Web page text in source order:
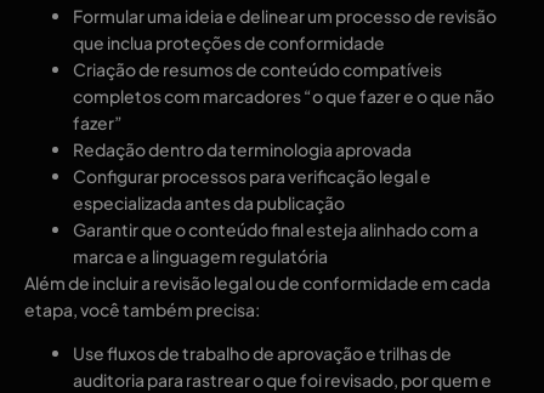
Formular uma ideia e delinear um processo de revisão
que inclua proteções de conformidade
Criação de resumos de conteúdo compatíveis
completos com marcadores “o que fazer e o que não
fazer”
Redação dentro da terminologia aprovada
Configurar processos para verificação legal e
especializada antes da publicação
Garantir que o conteúdo final esteja alinhado com a
marca e a linguagem regulatória
Além de incluir a revisão legal ou de conformidade em cada
etapa, você também precisa:
Use fluxos de trabalho de aprovação e trilhas de
auditoria para rastrear o que foi revisado, por quem e